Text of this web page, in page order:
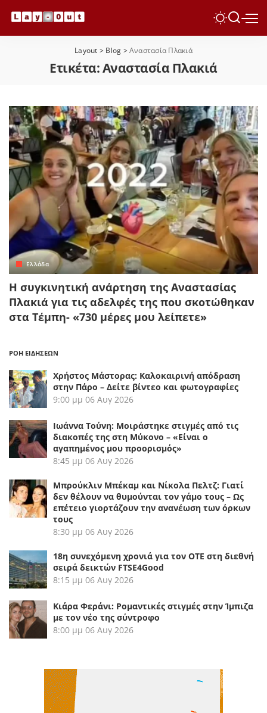
Layout > Blog >Αναστασία Πλακιά
Ετικέτα:Αναστασία Πλακιά
Ελλάδα
Η συγκινητική ανάρτηση της Αναστασίας
Πλακιά για τις αδελφές της που σκοτώθηκαν
στα Τέμπη- «730 μέρες μου λείπετε»
ΡΟΗ ΕΙΔΗΣΕΩΝ
Χρήστος Μάστορας: Καλοκαιρινή απόδραση
στην Πάρο – Δείτε βίντεο και φωτογραφίες
9:00 μμ 06 Αυγ 2026
Ιωάννα Τούνη: Μοιράστηκε στιγμές από τις
διακοπές της στη Μύκονο – «Είναι ο
αγαπημένος μου προορισμός»
8:45 μμ 06 Αυγ 2026
Μπρούκλιν Μπέκαμ και Νίκολα Πελτζ: Γιατί
δεν θέλουν να θυμούνται τον γάμο τους – Ως
επέτειο γιορτάζουν την ανανέωση των όρκων
τους
8:30 μμ 06 Αυγ 2026
18η συνεχόμενη χρονιά για τον ΟΤΕ στη διεθνή
σειρά δεικτών FTSE4Good
8:15 μμ 06 Αυγ 2026
Κιάρα Φεράνι: Ρομαντικές στιγμές στην Ίμπιζα
με τον νέο της σύντροφο
8:00 μμ 06 Αυγ 2026